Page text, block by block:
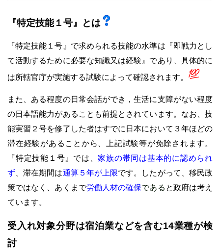
『特定技能１号』とは
『特定技能１号』で求められる技能の水準は『即戦力とし
て活動するために必要な知識又は経験』であり、具体的に
は所轄官庁が実施する試験によって確認されます。
また、ある程度の日常会話ができ，生活に支障がない程度
の日本語能力があることも前提とされています。なお、技
能実習２号を修了した者はすでに日本において３年ほどの
滞在経験があることから、上記試験等が免除されます。
『特定技能１号』では、家族の帯同は基本的に認められ
ず 、滞在期間は通算５年が上限です。したがって、移民政
策ではなく、あくまで労働人材の確保である と政府は考え
ています。
受入れ対象分野は宿泊業などを含む14業種が検
討